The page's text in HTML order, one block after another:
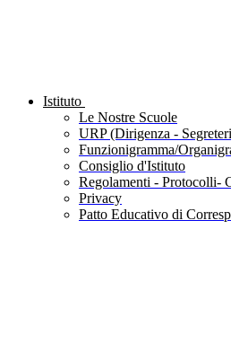
Istituto
Le Nostre Scuole
URP (Dirigenza -
Funzionigramma/
Consiglio d'Istituto
Regolamenti - Protocolli-
Privacy
Patto Educativo di